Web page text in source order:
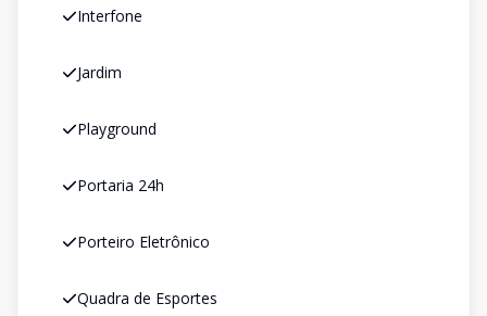
Interfone
Jardim
Playground
Portaria 24h
Porteiro Eletrônico
Quadra de Esportes